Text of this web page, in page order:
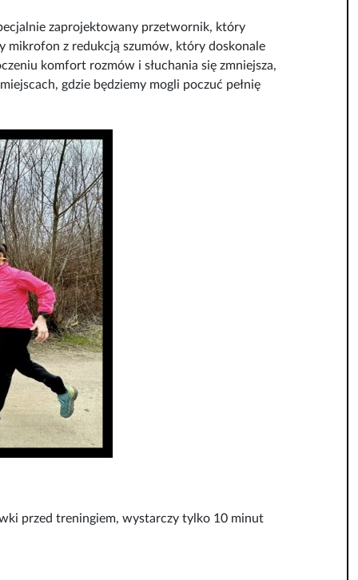
zaprojektowany przetwornik, który
mikrofon z redukcją szumów, który doskonale
komfort rozmów i słuchania się zmniejsza,
gdzie będziemy mogli poczuć pełnię
przed treningiem, wystarczy tylko 10 minut